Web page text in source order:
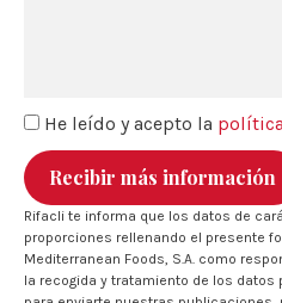
He leído y acepto la
Recibir más información
Rifacli te informa que los datos de
proporciones rellenando el presente
Mediterranean Foods, S.A. como
la recogida y tratamiento de los